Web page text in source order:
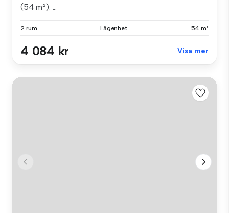
(54 m²). ...
2 rum Lägenhet 54 m²
4 084 kr Visa mer